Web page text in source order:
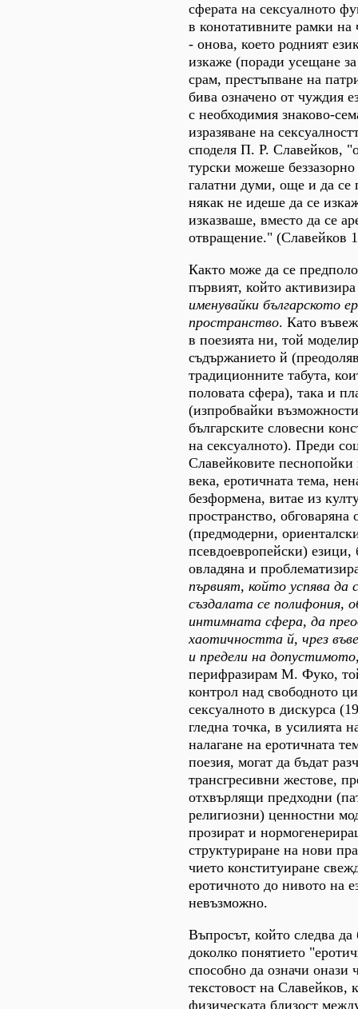
сферата на сексуалното
в конотативните рамки на
- онова, което родният
изкаже (поради усещане
срам, престъпване на
бива означено от чуждия
с необходимия знаково-
изразяване на
споделя П. Р. Славейков,
турски можеше беззазорно
галатни думи, още и да се
някак не идеше да се
изказваше, вместо да се
отвращение." (Славейков
Както може да се
първият, който
именувайки българското
пространство. Като
в поезията ни, той
съдържанието й
традиционните табута,
половата сфера), така и
(изпробвайки
българските словесни
на сексуалното). Преди
Славейковите песнопойки
века, еротичната тема,
безформена, витае из
пространство, обговаряна
(предмодерни,
псевдоевропейски) езици,
овладяна и
първият, който успява да
създалата се полифония,
интимната сфера, да
хаотичността й, чрез
и предели на допустимото
перифразирам М. Фуко,
контрол над свободното
сексуалното в дискурса
гледна точка, в усилията
налагане на еротичната
поезия, могат да бъдат
трансгресивни жестове,
отхвърлящи предходни
религиозни) ценностни
прозират и
структуриране на нови
чието конституиране
еротичното до нивото на
невъзможно.
Въпросът, който следва да
доколко понятието
способно да означи онази
текстовост на Славейков,
физическата близост